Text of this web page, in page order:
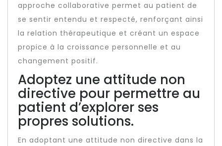
approche collaborative permet au patient de
se sentir entendu et respecté, renforçant ainsi
la relation thérapeutique et créant un espace
propice à la croissance personnelle et au
changement positif.
Adoptez une attitude non
directive pour permettre au
patient d’explorer ses
propres solutions.
En adoptant une attitude non directive dans la